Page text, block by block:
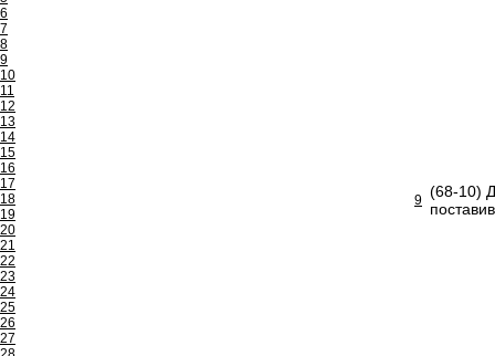
6
7
8
9
10
11
12
13
14
15
16
17
18
19
20
21
22
23
24
25
26
27
9 (68-10)